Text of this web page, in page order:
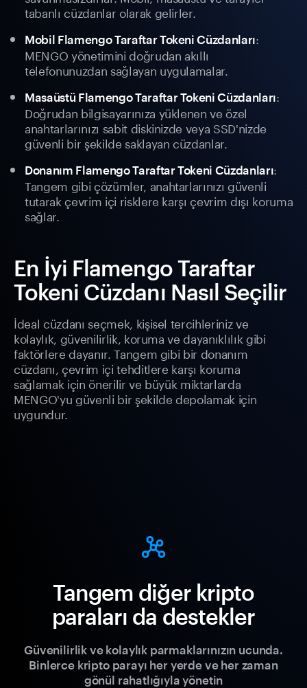
tabanlı cüzdanlar olarak gelirler.
Mobil Flamengo Taraftar Tokeni Cüzdanları:
MENGO yönetimini doğrudan akıllı
telefonunuzdan sağlayan uygulamalar.
Masaüstü Flamengo Taraftar Tokeni Cüzdanları:
Doğrudan bilgisayarınıza yüklenen ve özel
anahtarlarınızı sabit diskinizde veya SSD'nizde
güvenli bir şekilde saklayan cüzdanlar.
Donanım Flamengo Taraftar Tokeni Cüzdanları:
Tangem gibi çözümler, anahtarlarınızı güvenli
tutarak çevrim içi risklere karşı çevrim dışı koruma
sağlar.
En İyi Flamengo Taraftar
Tokeni Cüzdanı Nasıl Seçilir
İdeal cüzdanı seçmek, kişisel tercihleriniz ve
kolaylık, güvenilirlik, koruma ve dayanıklılık gibi
faktörlere dayanır. Tangem gibi bir donanım
cüzdanı, çevrim içi tehditlere karşı koruma
sağlamak için önerilir ve büyük miktarlarda
MENGO'yu güvenli bir şekilde depolamak için
uygundur.
Tangem diğer kripto
paraları da destekler
Güvenilirlik ve kolaylık parmaklarınızın ucunda.
Binlerce kripto parayı her yerde ve her zaman
gönül rahatlığıyla yönetin